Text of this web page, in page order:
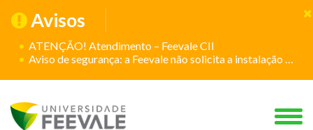
Avisos
ATENÇÃO! Atendimento – Feevale CII
Aviso de segurança: a Feevale não solicita a instalação de aplicativos